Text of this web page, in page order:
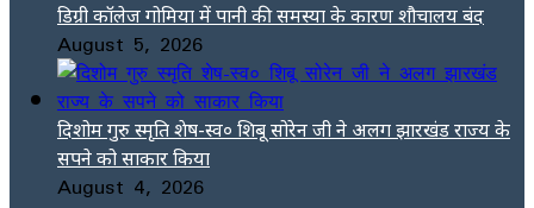
डिग्री कॉलेज गोमिया में पानी की समस्या के कारण शौचालय बंद
August 5, 2026
दिशोम गुरु स्मृति शेष-स्व० शिबू सोरेन जी ने अलग झारखंड राज्य के
सपने को साकार किया
August 4, 2026